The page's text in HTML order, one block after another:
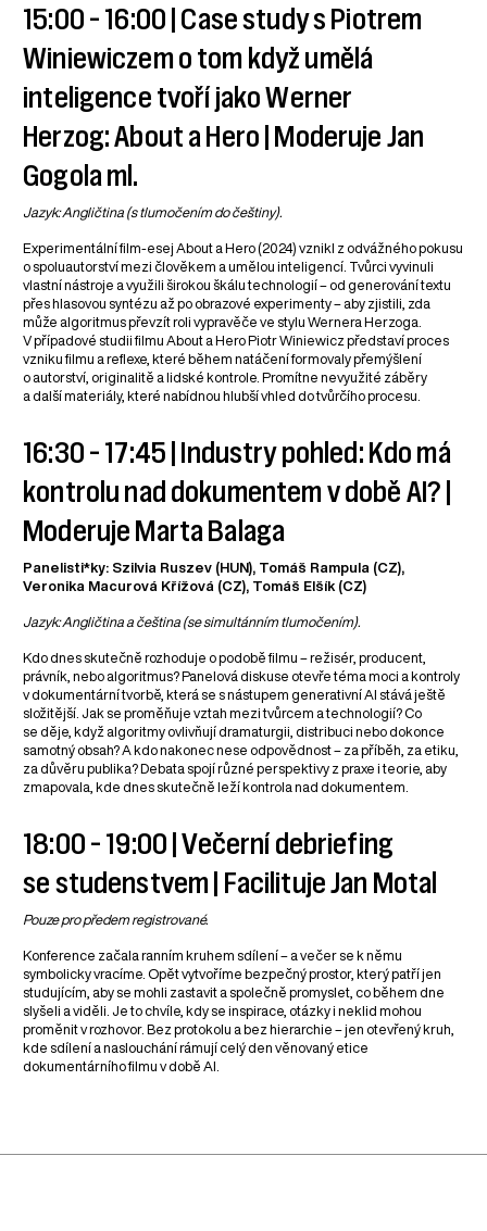
15:00 – 16:00 | Case study s Piotrem
Winiewiczem o tom když umělá
inteligence tvoří jako Werner
Herzog: About a Hero | Moderuje Jan
Gogola ml.
Jazyk: Angličtina (s tlumočením do češtiny).
Experimentální film-esej About a Hero (2024) vznikl z odvážného pokusu
o spoluautorství mezi člověkem a umělou inteligencí. Tvůrci vyvinuli
vlastní nástroje a využili širokou škálu technologií – od generování textu
přes hlasovou syntézu až po obrazové experimenty – aby zjistili, zda
může algoritmus převzít roli vypravěče ve stylu Wernera Herzoga.
V případové studii filmu About a Hero Piotr Winiewicz představí proces
vzniku filmu a reflexe, které během natáčení formovaly přemýšlení
o autorství, originalitě a lidské kontrole. Promítne nevyužité záběry
a další materiály, které nabídnou hlubší vhled do tvůrčího procesu.
16:30 – 17:45 | Industry pohled: Kdo má
kontrolu nad dokumentem v době AI? |
Moderuje Marta Balaga
Panelisti*ky: Szilvia Ruszev (HUN), Tomáš Rampula (CZ),
Veronika Macurová Křížová (CZ), Tomáš Elšík (CZ)
Jazyk: Angličtina a čeština (se simultánním tlumočením).
Kdo dnes skutečně rozhoduje o podobě filmu – režisér, producent,
právník, nebo algoritmus? Panelová diskuse otevře téma moci a kontroly
v dokumentární tvorbě, která se s nástupem generativní AI stává ještě
složitější. Jak se proměňuje vztah mezi tvůrcem a technologií? Co
se děje, když algoritmy ovlivňují dramaturgii, distribuci nebo dokonce
samotný obsah? A kdo nakonec nese odpovědnost – za příběh, za etiku,
za důvěru publika? Debata spojí různé perspektivy z praxe i teorie, aby
zmapovala, kde dnes skutečně leží kontrola nad dokumentem.
18:00 – 19:00 | Večerní debriefing
se studenstvem | Facilituje Jan Motal
Pouze pro předem registrované.
Konference začala ranním kruhem sdílení – a večer se k němu
symbolicky vracíme. Opět vytvoříme bezpečný prostor, který patří jen
studujícím, aby se mohli zastavit a společně promyslet, co během dne
slyšeli a viděli. Je to chvíle, kdy se inspirace, otázky i neklid mohou
proměnit v rozhovor. Bez protokolu a bez hierarchie – jen otevřený kruh,
kde sdílení a naslouchání rámují celý den věnovaný etice
dokumentárního filmu v době AI.